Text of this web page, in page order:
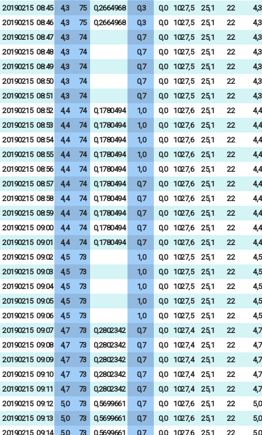
20190215 08:45 4,3 75 0,2664968 0,3 0,0 1027,5 25,1 22
4,3
20190215 08:46 4,3 75 0,2664968 0,3 0,0 1027,5 25,1 22
4,3
20190215 08:47 4,3 74 0,7 0,0 1027,5 25,1 22
4,3
20190215 08:48 4,3 74 0,7 0,0 1027,5 25,1 22
4,3
20190215 08:49 4,3 74 0,7 0,0 1027,5 25,1 22
4,3
20190215 08:50 4,3 74 0,7 0,0 1027,5 25,1 22
4,3
20190215 08:51 4,3 74 0,7 0,0 1027,5 25,1 22
4,3
20190215 08:52 4,4 74 0,1780494 1,0 0,0 1027,6 25,1 22
4,4
20190215 08:53 4,4 74 0,1780494 1,0 0,0 1027,6 25,1 22
4,4
20190215 08:54 4,4 74 0,1780494 1,0 0,0 1027,6 25,1 22
4,4
20190215 08:55 4,4 74 0,1780494 1,0 0,0 1027,6 25,1 22
4,4
20190215 08:56 4,4 74 0,1780494 1,0 0,0 1027,6 25,1 22
4,4
20190215 08:57 4,4 74 0,1780494 0,7 0,0 1027,6 25,1 22
4,4
20190215 08:58 4,4 74 0,1780494 0,7 0,0 1027,6 25,1 22
4,4
20190215 08:59 4,4 74 0,1780494 0,7 0,0 1027,6 25,1 22
4,4
20190215 09:00 4,4 74 0,1780494 0,7 0,0 1027,6 25,1 22
4,4
20190215 09:01 4,4 74 0,1780494 0,7 0,0 1027,6 25,1 22
4,4
20190215 09:02 4,5 73 1,0 0,0 1027,5 25,1 22
4,5
20190215 09:03 4,5 73 1,0 0,0 1027,5 25,1 22
4,5
20190215 09:04 4,5 73 1,0 0,0 1027,5 25,1 22
4,5
20190215 09:05 4,5 73 1,0 0,0 1027,5 25,1 22
4,5
20190215 09:06 4,5 73 1,0 0,0 1027,5 25,1 22
4,5
20190215 09:07 4,7 73 0,2802342 0,7 0,0 1027,4 25,1 22
4,7
20190215 09:08 4,7 73 0,2802342 0,7 0,0 1027,4 25,1 22
4,7
20190215 09:09 4,7 73 0,2802342 0,7 0,0 1027,4 25,1 22
4,7
20190215 09:10 4,7 73 0,2802342 0,7 0,0 1027,4 25,1 22
4,7
20190215 09:11 4,7 73 0,2802342 0,7 0,0 1027,4 25,1 22
4,7
20190215 09:12 5,0 73 0,5699661 0,7 0,0 1027,6 25,1 22
5,0
20190215 09:13 5,0 73 0,5699661 0,7 0,0 1027,6 25,1 22
5,0
20190215 09:14 5,0 73 0,5699661 0,7 0,0 1027,6 25,1 22 5,0